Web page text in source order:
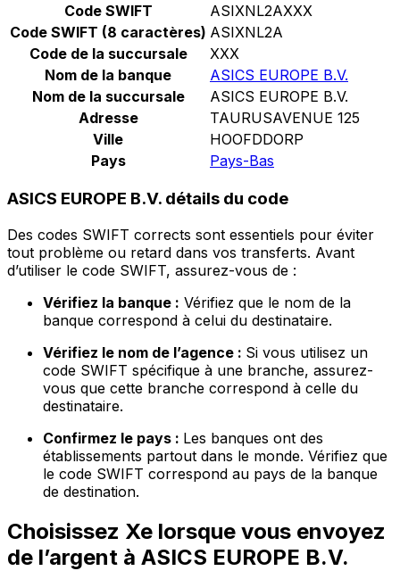
Code SWIFT
ASIXNL2AXXX
Code SWIFT (8 caractères) ASIXNL2A
Code de la succursale
XXX
Nom de la banque
ASICS EUROPE B.V.
Nom de la succursale
ASICS EUROPE B.V.
Adresse
TAURUSAVENUE 125
Ville
HOOFDDORP
Pays
Pays-Bas
ASICS EUROPE B.V. détails du code
Des codes SWIFT corrects sont essentiels pour éviter
tout problème ou retard dans vos transferts. Avant
d’utiliser le code SWIFT, assurez-vous de :
Vérifiez la banque : Vérifiez que le nom de la
banque correspond à celui du destinataire.
Vérifiez le nom de l’agence : Si vous utilisez un
code SWIFT spécifique à une branche, assurez-
vous que cette branche correspond à celle du
destinataire.
Confirmez le pays : Les banques ont des
établissements partout dans le monde. Vérifiez que
le code SWIFT correspond au pays de la banque
de destination.
Choisissez Xe lorsque vous envoyez
de l’argent à ASICS EUROPE B.V.